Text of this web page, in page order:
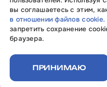
Девелопмент без
Вся информация,
исключительно
офертой или публичной
Документы на
вы соглашаетесь с этим,
в отношении файлов cookie.
запретить сохранение
браузера.
ПРИНИМАЮ